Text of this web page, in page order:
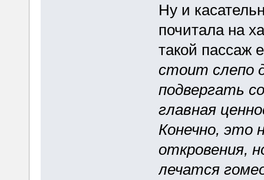
Ну и
почитала на
такой пассаж
стоит слепо
подвергать
главная
Конечно, это
откровения,
лечатся